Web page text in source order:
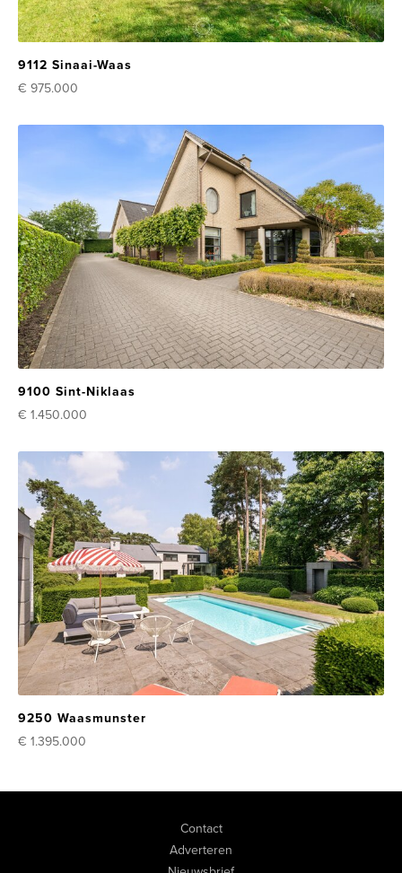
9112 Sinaai-Waas
€ 975.000
9100 Sint-Niklaas
€ 1.450.000
9250 Waasmunster
€ 1.395.000
Contact
Adverteren